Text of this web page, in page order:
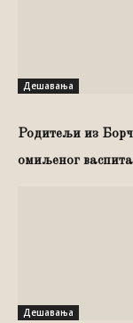
Дешавања
Родитељи из
омиљеног
Дешавања